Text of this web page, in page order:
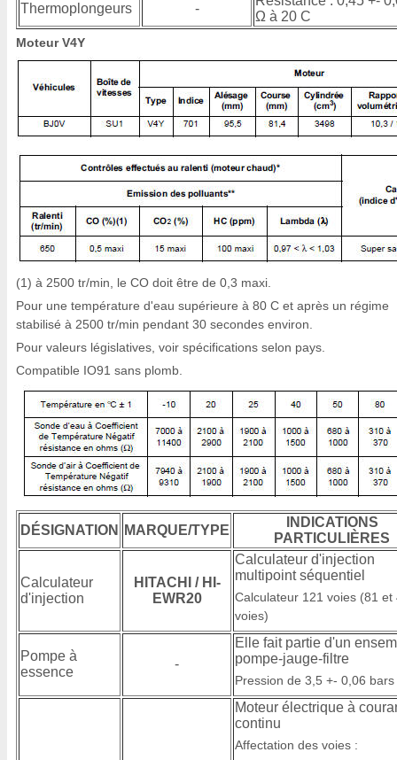
Thermoplongeurs -
Ω à 20 C
Moteur V4Y
(1) à 2500 tr/min, le CO doit être de 0,3 maxi.
Pour une température d'eau supérieure à 80 C et après un régime
stabilisé à 2500 tr/min pendant 30 secondes environ.
Pour valeurs législatives, voir spécifications selon pays.
Compatible IO91 sans plomb.
DÉSIGNATION MARQUE/TYPE
INDICATIONS
PARTICULIÈRES
Calculateur
d'injection
HITACHI / HI-
EWR20
Calculateur d'injection
multipoint séquentiel
Calculateur 121 voies (81 et
voies)
Pompe à
essence
-
Elle fait partie d'un
pompe-jauge-filtre
Pression de 3,5 +- 0,06 bars
Moteur électrique à
continu
Affectation des voies :